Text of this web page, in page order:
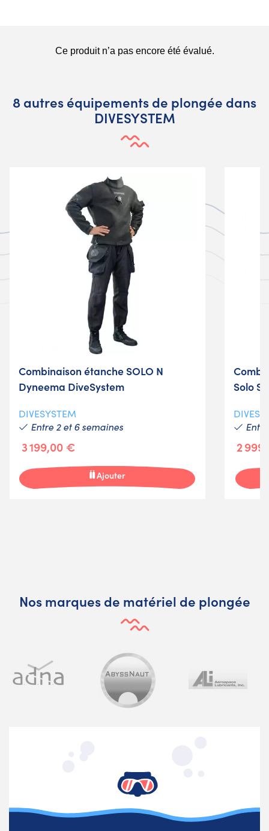
8 autres équipements de plongée dans
DIVESYSTEM
Combinaison étanche SOLO N
Dyneema DiveSystem
DIVESYSTEM
Entre 2 et 6 semaines
3 199,00 €
Ajouter
Solo
2
Nos marques de matériel de plongée